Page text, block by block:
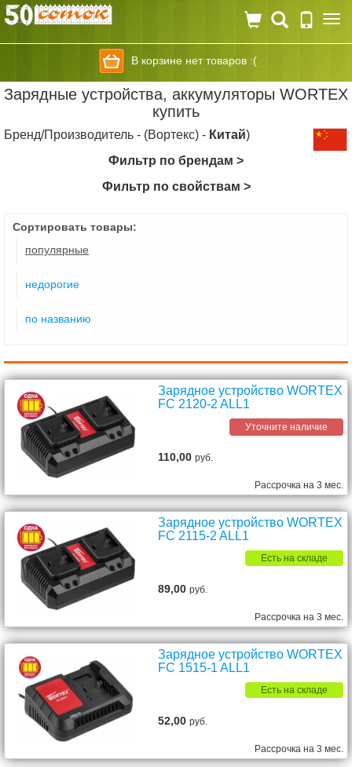
В корзине нет товаров :(
Зарядные устройства, аккумуляторы WORTEX
купить
Бренд/Производитель - (Вортекс) - Китай)
Фильтр по брендам >
Фильтр по свойствам >
Сортировать товары:
популярные
недорогие
по названию
Зарядное устройство WORTEX
FC 2120-2 ALL1
Уточните наличие
110,00руб.
Рассрочка на 3 мес.
Зарядное устройство WORTEX
FC 2115-2 ALL1
Есть на складе
89,00руб.
Рассрочка на 3 мес.
Зарядное устройство WORTEX
FC 1515-1 ALL1
Есть на складе
52,00руб.
Рассрочка на 3 мес.